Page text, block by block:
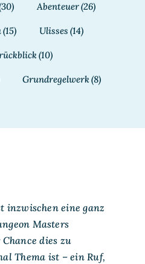
Abenteuer(26)
(15) Ulisses (14)
(10)
Grundregelwerk(8)
inzwischen eine ganz
Masters
dies zu
Thema ist – ein Ruf,